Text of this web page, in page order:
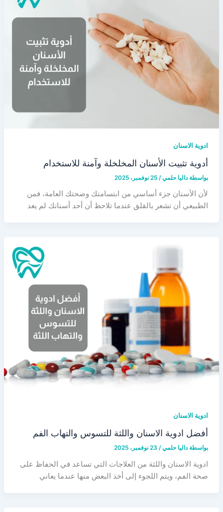
ادوية الاسنان
أدوية تثبيت الأسنان المخلخلة وآمنة للاستخدام
بواسطة داليا حلمي/ 25 نوفمبر، 2025
لأن الأسنان جزء أساسي من ابتسامتك وصحتك العامة، فمن
الطبيعي أن تشعر بالقلق عندما تلاحظ أن أحد أسنانك لم يعد
ادوية الاسنان
أفضل ادوية الاسنان واللثة للتسوس والتهاب الفم
بواسطة داليا حلمي/ 23 نوفمبر، 2025
ادوية الاسنان واللثة من العلاجات التي تساعد في الحفاظ على
صحة الفم، ويتم اللجوء إلى أخذ البعض منها عندما يعاني